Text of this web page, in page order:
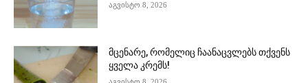
აგვისტო 8, 2026
მცენარე, რომელიც ჩაანაცვლებს თქვენს
ყველა კრემს!